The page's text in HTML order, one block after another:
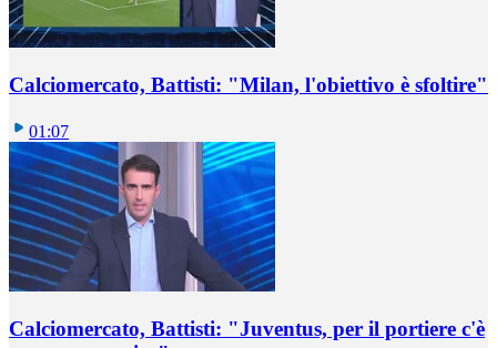
Calciomercato, Battisti: "Milan, l'obiettivo è sfoltire"
01:07
Calciomercato, Battisti: "Juventus, per il portiere c'è